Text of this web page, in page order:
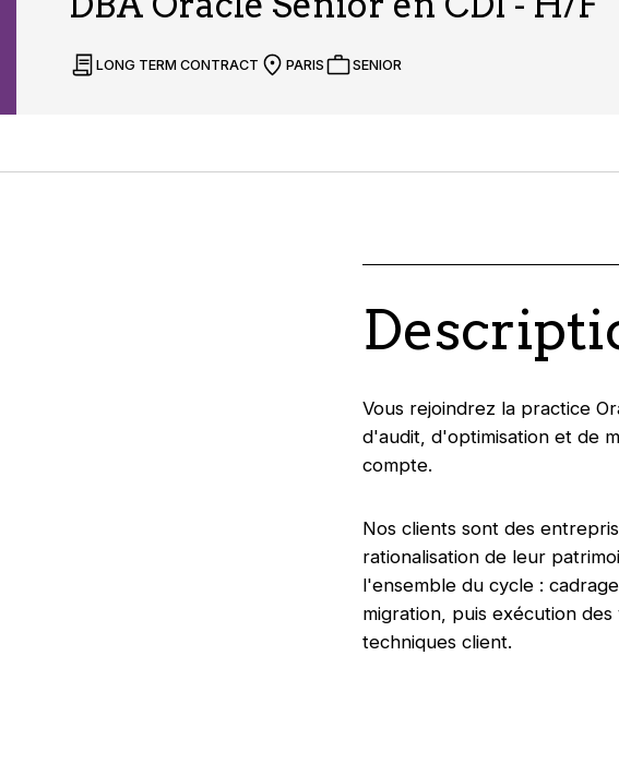
LONG TERM CONTRACT PARIS SENIOR
Vous rejoindrez la practice
d'audit, d'optimisation et de
compte.
Nos clients sont des
rationalisation de leur
l'ensemble du cycle :
migration, puis exécution
techniques client.